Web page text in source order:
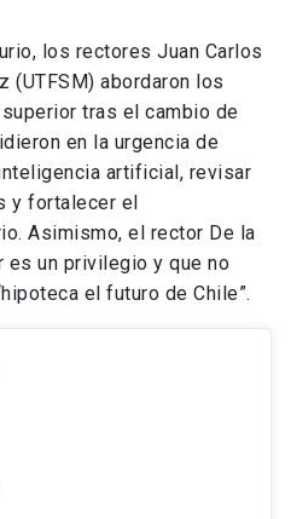
los rectores Juan Carlos
(UTFSM) abordaron los
tras el cambio de
en la urgencia de
artificial, revisar
y fortalecer el
Asimismo, el rector De la
es un privilegio y que no
el futuro de Chile”.